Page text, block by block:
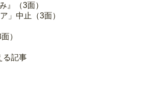
』（3面）
」中止（3面）
）
る記事